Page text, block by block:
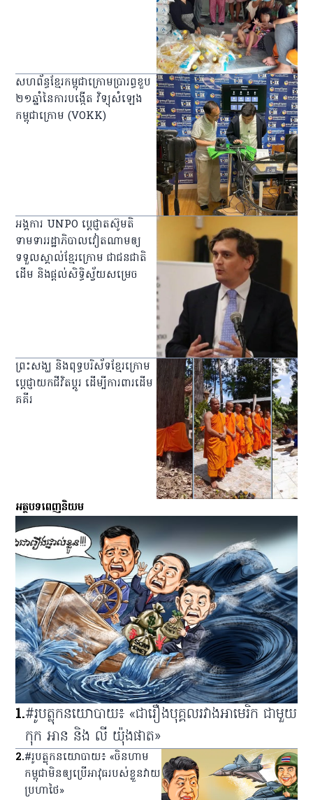
សហព័ន្ធ​ខ្មែរ​កម្ពុជា​ក្រោមប្រារព្ធ​ខួប
២១ឆ្នាំនៃការ​បង្កើត វិទ្យុ​សំឡេង​
កម្ពុជា​ក្រោម (VOKK)
អង្គការ UNPO ប្ដេជ្ញា​តស៊ូ​មតិ​
ទាមទារ​រដ្ឋាភិបាល​វៀតណាម​ឲ្យ​
ទទួលស្គាល់​ខ្មែរ​ក្រោម ជា​ជនជាតិ​
ដើម និង​ផ្តល់​សិទ្ធិ​ស្វ័យ​សម្រេច
ព្រះសង្ឃ និង​ពុទ្ធបរិស័ទ​ខ្មែរ​ក្រោម​
ប្ដេជ្ញា​យក​ជីវិត​ប្ដូរ ដើម្បី​ការពារ​ដើម​
គគីរ
អត្ថបទពេញនិយម
1.#រូបត្លុកនយោបាយ៖ «ជារឿងបុគ្គលរវាងអាមេរិក ជាមួយ
កុក អាន និង លី យ៉ុងផាត»
2.#រូបត្លុកនយោបាយ៖ «ចិនហាម
កម្ពុជាមិនឲ្យប្រើអាវុធរបស់ខ្លួនវាយ
ប្រហាថៃ»